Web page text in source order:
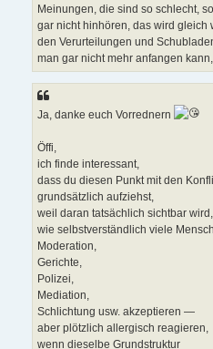
Meinungen, die sind so schlecht,
gar nicht hinhören, das wird gleich
den Verurteilungen und
man gar nicht mehr anfangen
Ja, danke euch Vorrednern
Öffi,
ich finde interessant,
dass du diesen Punkt mit den
grundsätzlich aufziehst,
weil daran tatsächlich sichtbar wird,
wie selbstverständlich viele
Moderation,
Gerichte,
Polizei,
Mediation,
Schlichtung usw. akzeptieren —
aber plötzlich allergisch reagieren,
wenn dieselbe Grundstruktur